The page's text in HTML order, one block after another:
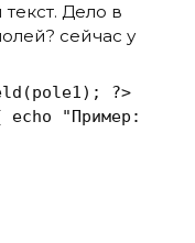
Дело в
сейчас у
?>